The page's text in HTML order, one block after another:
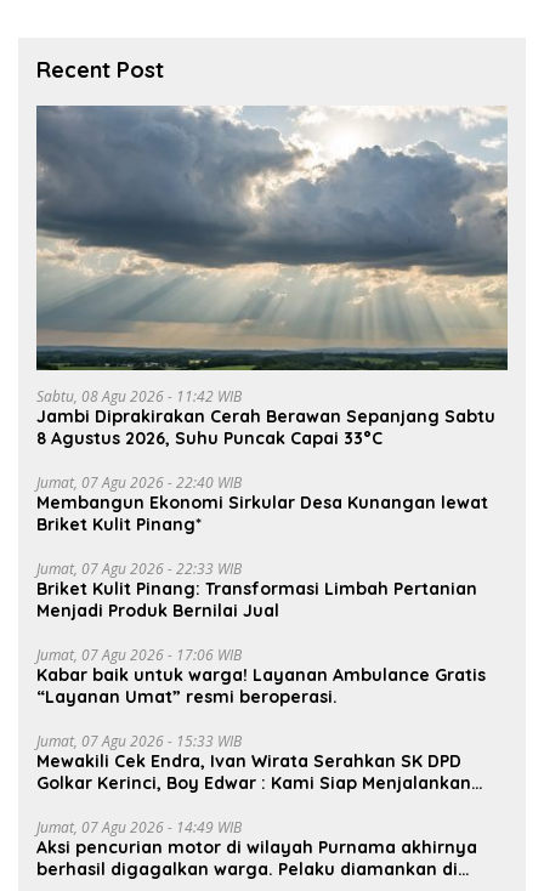
Recent Post
Sabtu, 08 Agu 2026 - 11:42 WIB
Jambi Diprakirakan Cerah Berawan Sepanjang Sabtu
8 Agustus 2026, Suhu Puncak Capai 33°C
Jumat, 07 Agu 2026 - 22:40 WIB
Membangun Ekonomi Sirkular Desa Kunangan lewat
Briket Kulit Pinang*
Jumat, 07 Agu 2026 - 22:33 WIB
Briket Kulit Pinang: Transformasi Limbah Pertanian
Menjadi Produk Bernilai Jual
Jumat, 07 Agu 2026 - 17:06 WIB
Kabar baik untuk warga! Layanan Ambulance Gratis
“Layanan Umat” resmi beroperasi.
Jumat, 07 Agu 2026 - 15:33 WIB
Mewakili Cek Endra, Ivan Wirata Serahkan SK DPD
Golkar Kerinci, Boy Edwar : Kami Siap Menjalankan
Jumat, 07 Agu 2026 - 14:49 WIB
Aksi pencurian motor di wilayah Purnama akhirnya
berhasil digagalkan warga. Pelaku diamankan di